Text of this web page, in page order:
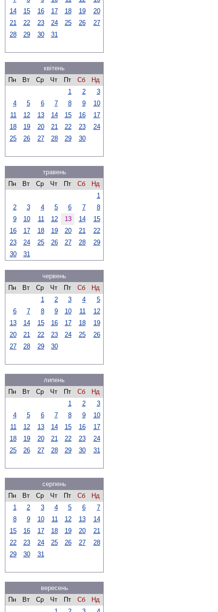
14
15 16 17 18 19
20
21
22 23 24 25 26
27
28
29 30 31
квітень
Пн
Вт Ср Чт Пт Сб
Нд
1
2
3
4
5 6 7 8 9
10
11
12 13 14 15 16
17
18
19 20 21 22 23
24
25
26 27 28 29 30
травень
Пн
Вт Ср Чт Пт Сб
Нд
1
2
3 4 5 6 7
8
9
10 11 12 13 14
15
16
17 18 19 20 21
22
23
24 25 26 27 28
29
30
31
червень
Пн
Вт Ср Чт Пт Сб
Нд
1
2 3 4
5
6
7 8 9 10 11
12
13
14 15 16 17 18
19
20
21 22 23 24 25
26
27
28 29 30
липень
Пн
Вт Ср Чт Пт Сб
Нд
1
2
3
4
5 6 7 8 9
10
11
12 13 14 15 16
17
18
19 20 21 22 23
24
25
26 27 28 29 30 31
серпень
Пн
Вт Ср Чт Пт Сб
Нд
1
2 3 4 5 6
7
8
9 10 11 12 13
14
15
16 17 18 19 20
21
22
23 24 25 26 27
28
29
30 31
вересень
Пн
Вт Ср Чт Пт Сб
Нд